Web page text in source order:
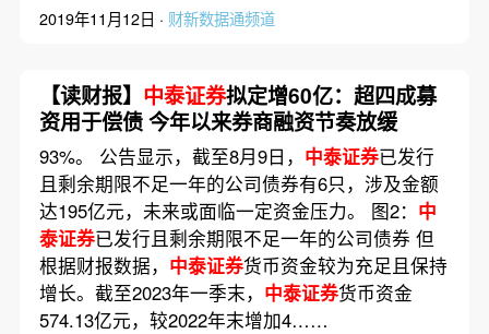
2019年11月12日 · 财新数据通频道
【读财报】 中泰证券拟定增60亿：超四成募
资用于偿债 今年以来券商融资节奏放缓
93%。 公告显示，截至8月9日， 中泰证券已发行
且剩余期限不足一年的公司债券有6只，涉及金额
达195亿元，未来或面临一定资金压力。 图2： 中
泰证券已发行且剩余期限不足一年的公司债券 但
根据财报数据， 中泰证券货币资金较为充足且保持
增长。截至2023年一季末， 中泰证券货币资金
574.13亿元，较2022年末增加4……